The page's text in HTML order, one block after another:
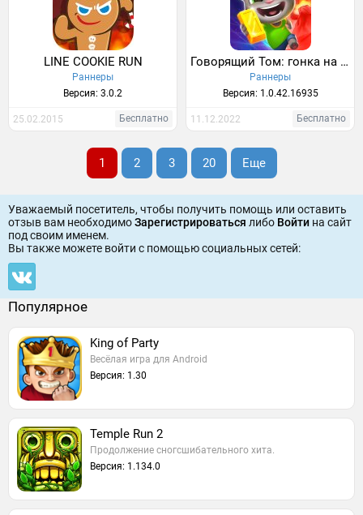
LINE COOKIE RUN
Раннеры
Версия: 3.0.2
25.02.2015 Бесплатно
Говорящий Том: гонка на время
Раннеры
Версия: 1.0.42.16935
11.12.2022 Бесплатно
1 2 3 20 Еще
Уважаемый посетитель, чтобы получить помощь или оставить
отзыв вам необходимоЗарегистрироваться либо Войти на сайт
под своим именем.
Вы также можете войти c помощью социальных сетей:
Популярное
King of Party
Весёлая игра для Android
Версия: 1.30
Temple Run 2
Продолжение сногсшибательного хита.
Версия: 1.134.0